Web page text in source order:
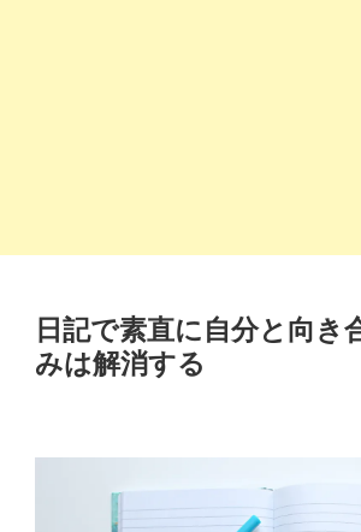
日記で素直に自分と向き
みは解消する